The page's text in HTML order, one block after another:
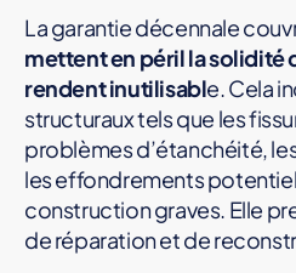
La garantie décennale
mettent en péril la solidité
rendent inutilisable. Cela
structuraux tels que les
problèmes d’étanchéité,
les effondrements
construction graves. Elle
de réparation et de